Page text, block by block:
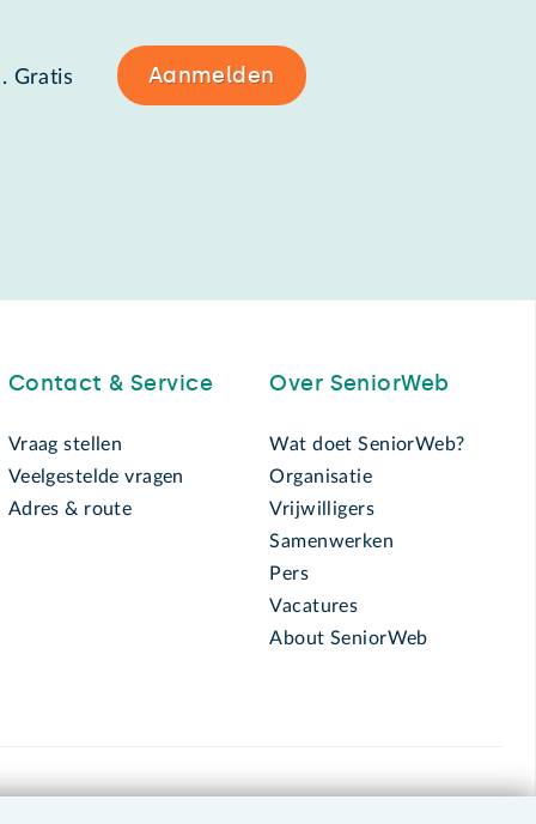
Gratis Aanmelden
Contact & Service
Vraag stellen
Veelgestelde vragen
Adres & route
Over SeniorWeb
Wat doet SeniorWeb?
Organisatie
Vrijwilligers
Samenwerken
Pers
Vacatures
About SeniorWeb